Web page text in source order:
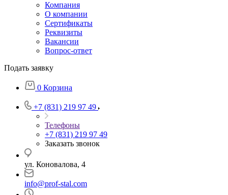
Компания
О компании
Сертификаты
Реквизиты
Вакансии
Вопрос-ответ
Подать заявку
0 Корзина
+7 (831) 219 97 49
Телефоны
+7 (831) 219 97 49
Заказать звонок
ул. Коновалова, 4
info@prof-stal.com